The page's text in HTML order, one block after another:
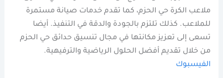
ملاعب الكرة حي الحزم، كما تقدم خدمات صيانة مستمرة
للملاعب. كذلك تلتزم بالجودة والدقة في التنفيذ. أيضا
تسعى إلى تعزيز مكانتها في مجال تنسيق حدائق حي الحزم
من خلال تقديم أفضل الحلول الرياضية والترفيهية.
الفيسبوك